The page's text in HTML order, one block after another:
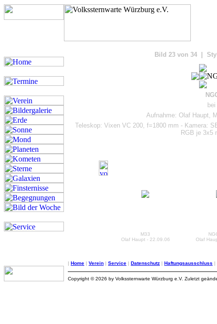
Bild 23 von 34 |
bei
Aufnahme: Olaf Haupt,
Teleskop: Vixen VC 200, f=1800 mm - Kamera:
RGB je 3x5
M33
Olaf Haupt - 22.09.06
Olaf
| Home | Verein | Service | Datenschutz | Haftungsausschluss |
Copyright © 2026 by Volkssternwarte Würzburg e.V. Zuletzt